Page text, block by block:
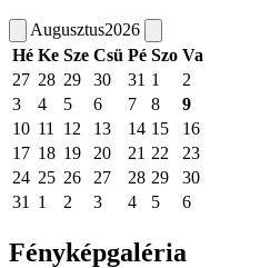
Augusztus2026
Hé Ke Sze Csü Pé Szo Va
27 28 29 30 31 1
2
3
4 5 6 7 8
9
10 11 12 13 14 15
16
17 18 19 20 21 22
23
24 25 26 27 28 29
30
31
1 2 3 4 5 6
Fényképgaléria